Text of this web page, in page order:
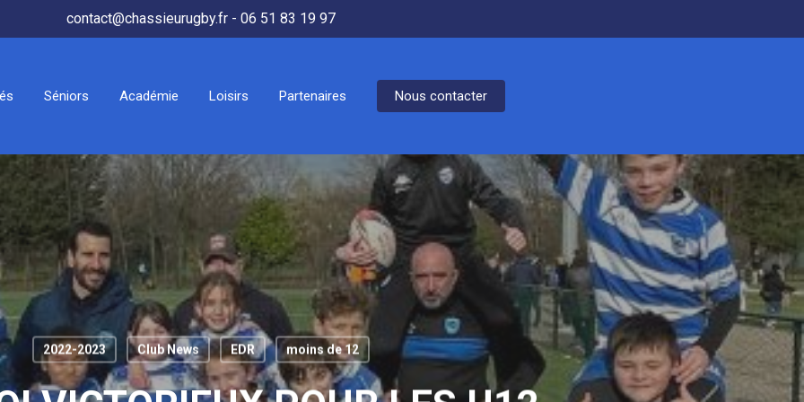
contact@chassieurugby.fr - 06 51 83 19 97
Séniors Académie Loisirs Partenaires Nous contacter
2022-2023 Club News EDR moins de 12